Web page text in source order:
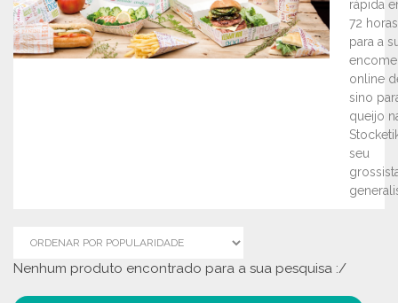
rápida
72 horas
para a
online
sino
queijo
seu
Nenhum produto encontrado para a sua pesquisa :/